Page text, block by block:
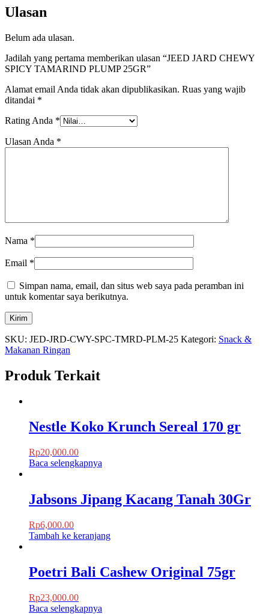
Ulasan
Belum ada ulasan.
Jadilah yang pertama memberikan ulasan “JEED JARD CHEWY
SPICY TAMARIND PLUMP 25GR”
Alamat email Anda tidak akan dipublikasikan. Ruas yang wajib
ditandai *
Rating Anda *
Ulasan Anda *
Nama *
Email *
Simpan nama, email, dan situs web saya pada peramban ini
untuk komentar saya berikutnya.
SKU: JED-JRD-CWY-SPC-TMRD-PLM-25 Kategori: Snack &
Makanan Ringan
Produk Terkait
Nestle Koko Krunch Sereal 170 gr
Rp20,000.00
Baca selengkapnya
Jabsons Jipang Kacang Tanah 30Gr
Rp6,000.00
Tambah ke keranjang
Poetri Bali Cashew Original 75gr
Rp23,000.00
Baca selengkapnya